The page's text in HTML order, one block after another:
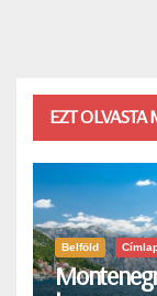
EZT OLVASTA
Belföld